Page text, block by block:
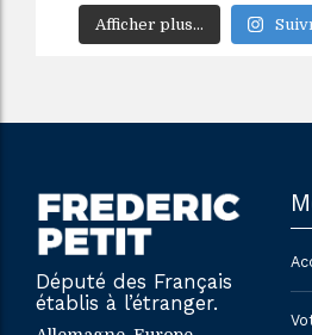
Afficher plus...
Député des Français
établis à l’étranger.